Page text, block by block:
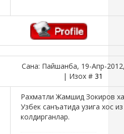
Сана: Пайшанба, 19-Апр-
| Изох # 31
Рахматли Жамшид Зокиров
Узбек санъатида узига хос из
колдирганлар.